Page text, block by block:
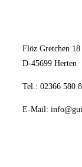
Flöz Gretchen 18
D-45699 Herten
Tel.: 02366 580
E-Mail: